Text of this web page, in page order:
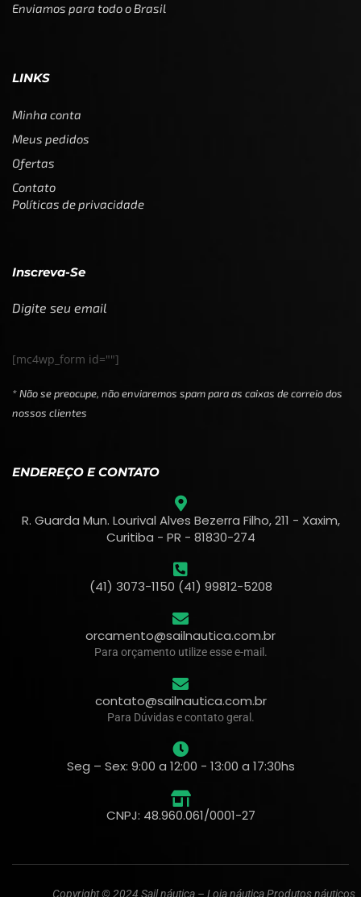
Enviamos para todo o Brasil
LINKS
Minha conta
Meus pedidos
Ofertas
Contato
Políticas de privacidade
Inscreva-Se
Digite seu email
[mc4wp_form id=""]
* Não se preocupe, não enviaremos spam para as caixas de correio dos
nossos clientes
ENDEREÇO E CONTATO
R. Guarda Mun. Lourival Alves Bezerra Filho, 211 - Xaxim,
Curitiba - PR - 81830-274
(41) 3073-1150 (41) 99812-5208
orcamento@sailnautica.com.br
Para orçamento utilize esse e-mail.
contato@sailnautica.com.br
Para Dúvidas e contato geral.
Seg – Sex: 9:00 a 12:00 - 13:00 a 17:30hs
CNPJ: 48.960.061/0001-27
Copyright © 2024 Sail náutica – Loja náutica Produtos náuticos